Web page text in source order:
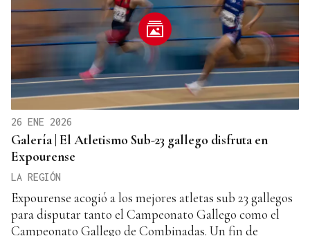
26 ENE 2026
Galería | El Atletismo Sub-23 gallego disfruta en
Expourense
LA REGIÓN
Expourense acogió a los mejores atletas sub 23 gallegos
para disputar tanto el Campeonato Gallego como el
Campeonato Gallego de Combinadas. Un fin de